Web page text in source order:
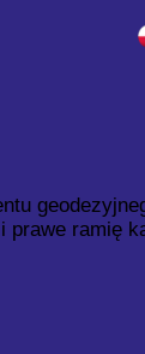
prawe ramię